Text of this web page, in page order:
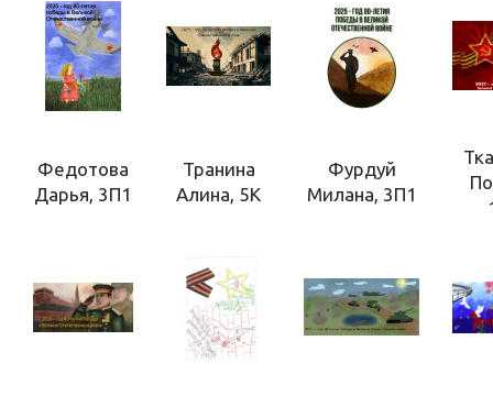
Федотова
Дарья, 3П1
Транина
Алина, 5К
Фурдуй
Милана, 3П1